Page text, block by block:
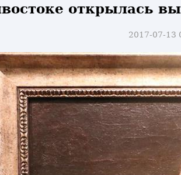
открылась
2017-07-13